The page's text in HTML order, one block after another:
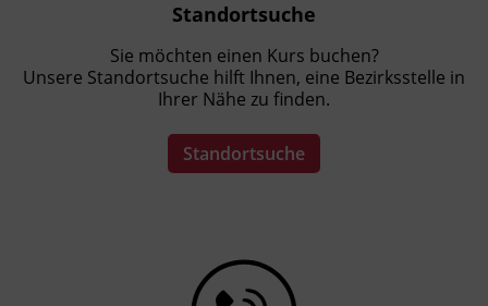
Standortsuche
Sie möchten einen Kurs buchen?
Unsere Standortsuche hilft Ihnen, eine Bezirksstelle in
Ihrer Nähe zu finden.
Standortsuche